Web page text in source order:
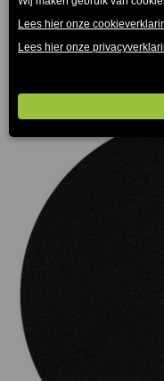
Gina
€62.00